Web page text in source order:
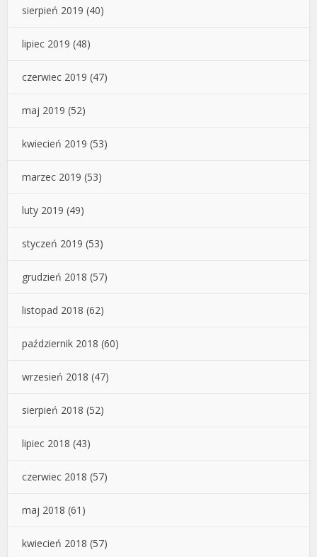
sierpień 2019 (40)
lipiec 2019 (48)
czerwiec 2019 (47)
maj 2019 (52)
kwiecień 2019 (53)
marzec 2019 (53)
luty 2019 (49)
styczeń 2019 (53)
grudzień 2018 (57)
listopad 2018 (62)
październik 2018 (60)
wrzesień 2018 (47)
sierpień 2018 (52)
lipiec 2018 (43)
czerwiec 2018 (57)
maj 2018 (61)
kwiecień 2018 (57)